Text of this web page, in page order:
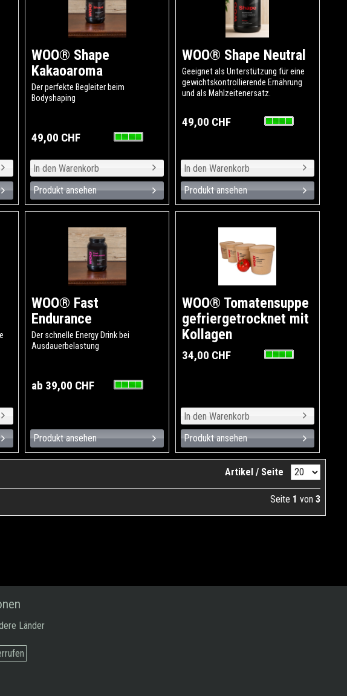
WOO® Shape
Kakaoaroma
Der perfekte Begleiter beim
Bodyshaping
49,00 CHF
Produkt ansehen
WOO® Shape Neutral
Geeignet als Unterstützung für eine
gewichtskontrollierende Ernährung
und als Mahlzeitenersatz.
49,00 CHF
Produkt ansehen
WOO® Fast
Endurance
Der schnelle Energy Drink bei
Ausdauerbelastung
ab 39,00 CHF
Produkt ansehen
WOO® Tomatensuppe
gefriergetrocknet mit
Kollagen
34,00 CHF
Produkt ansehen
Artikel / Seite
Seite 1 von 3
Länder